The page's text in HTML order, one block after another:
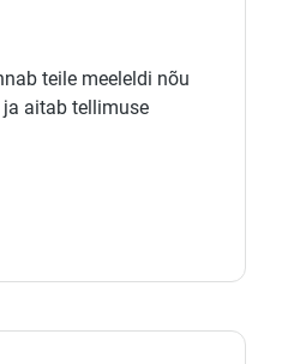
teile meeleldi nõu
aitab tellimuse